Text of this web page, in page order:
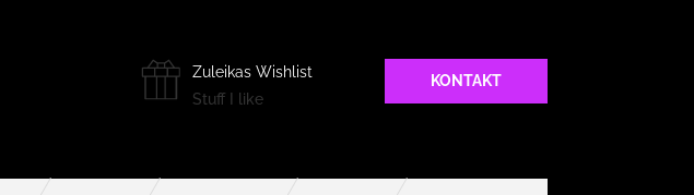
Zuleikas Wishlist
Stuff I like
KONTAKT